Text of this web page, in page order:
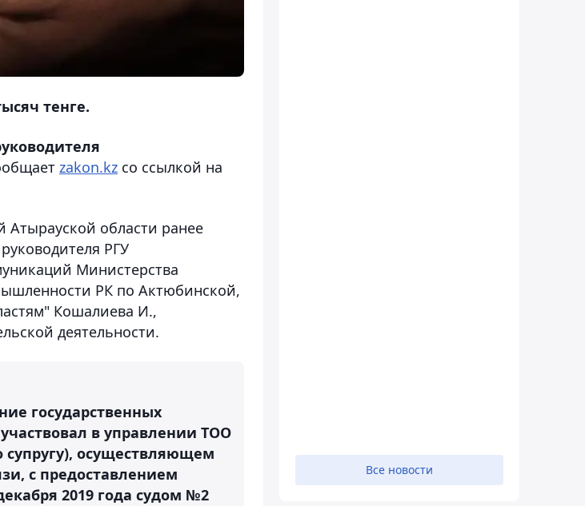
тенге.
zakon.kz со ссылкой на
области ранее
РГУ
Министерства
РК по Актюбинской,
Кошалиева И.,
деятельности.
государственных
в управлении ТОО
супругу), осуществляющем
с предоставлением
2019 года судом №2
Все новости